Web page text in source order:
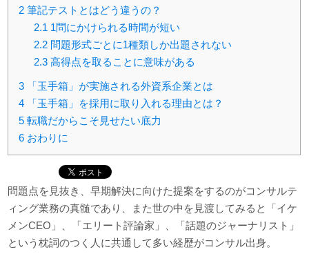
2 筆記テストとはどう違うの？
2.1 1問にかけられる時間が短い
2.2 問題形式ごとに1種類しか出題されない
2.3 高得点を取ることに意味がある
3 「玉手箱」が実施される外資系企業とは
4 「玉手箱」を採用に取り入れる理由とは？
5 転職だからこそ見せたい底力
6 おわりに
問題点を見抜き、早期解決に向けた提案をするのがコンサルテ
ィング業務の真髄であり、また世の中を見渡してみると「イケ
メンCEO」、「エリート評論家」、「話題のジャーナリスト」
という枕詞のつく人に共通して多い経歴がコンサル出身。